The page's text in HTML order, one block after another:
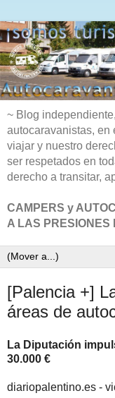
~ Blog
autocaravanistas, en
viajar y nuestro
ser respetados en
derecho a transitar,
CAMPERS y
A LAS PRESIONES
[Palencia +]
áreas de
La Diputación
30.000 €
diariopalentino.es -